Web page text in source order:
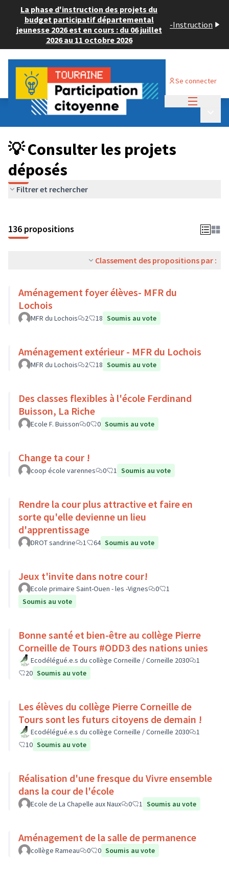
La phase d'instruction des projets du
budget participatif départemental
jeunesse 2026 est en cours : du 06 juillet
2026 au 11 octobre 2026
-Instruction
Se connecter
Budget Participatif JEUNESSE 2024
💡 Consulter les projets déposés
💡 Consulter les projets
déposés
Filtrer et rechercher
136 propositions
Classement des propositions par :
Aménagement foyer élèves- MFR du
Lochois
MFR du Lochois 2 18 Soumis au vote
Aménagement extérieur - MFR du Lochois
MFR du Lochois 2 18 Soumis au vote
Des classes flexibles à l'école Ferdinand
Buisson, La Riche
Ecole F. Buisson 0 0 Soumis au vote
Change ta cour !
coop école varennes 0 1 Soumis au vote
Rendre la cour plus attractive et faire en
sorte qu'elle devienne un lieu
d'apprentissage
DROT sandrine 1 64 Soumis au vote
Jeux t'invite dans notre cour!
Ecole primaire Saint-Ouen - les -Vignes 0
1
Soumis au vote
Bonne santé et bien-être au collège Pierre
Corneille de Tours #ODD3 des nations unies
Ecodélégué.e.s du collège Corneille / Corneille 2030
1
20 Soumis au vote
Les élèves du collège Pierre Corneille de
Tours sont les futurs citoyens de demain !
Ecodélégué.e.s du collège Corneille / Corneille 2030
1
10 Soumis au vote
Réalisation d'une fresque du Vivre ensemble
dans la cour de l'école
Ecole de La Chapelle aux Naux 0 1 Soumis au vote
Aménagement de la salle de permanence
collège Rameau 0 0 Soumis au vote